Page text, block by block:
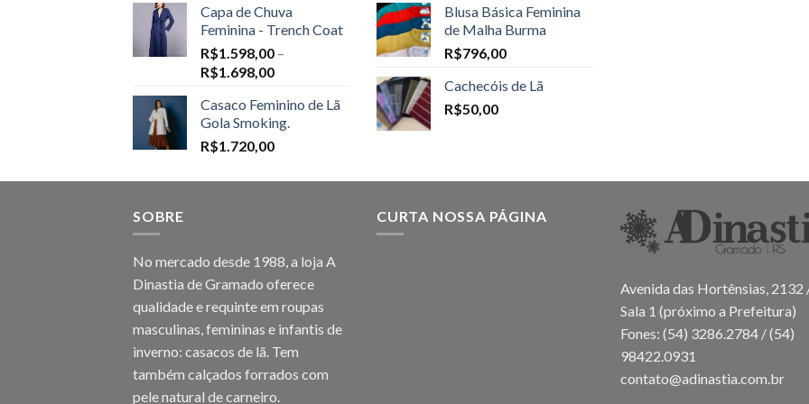
Capa de Chuva
Feminina - Trench Coat
R$1.598,00 –
R$1.698,00Price
R$1.598,00
through
R$1.698,00
Casaco Feminino de Lã
Gola Smoking.
R$1.720,00
Blusa Básica Feminina
de Malha Burma
R$796,00
Cachecóis de Lã
R$50,00
SOBRE
No mercado desde 1988, a loja A
Dinastia de Gramado oferece
qualidade e requinte em roupas
masculinas, femininas e infantis de
inverno: casacos de lã. Tem
também calçados forrados com
pele natural de carneiro.
CURTA NOSSA PÁGINA
Avenida das Hortênsias, 2132
Sala 1 (próximo a Prefeitura)
Fones: (54) 3286.2784 / (54)
98422.0931
contato@adinastia.com.br